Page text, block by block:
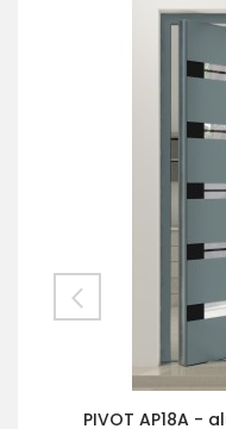
PIVOT AP18A -